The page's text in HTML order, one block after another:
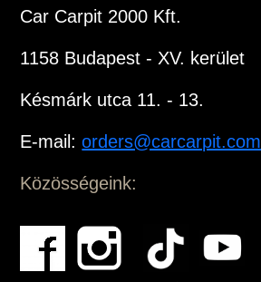
Car Carpit 2000 Kft.
1158 Budapest - XV. kerület
Késmárk utca 11. - 13.
E-mail:orders@carcarpit.com
Közösségeink: